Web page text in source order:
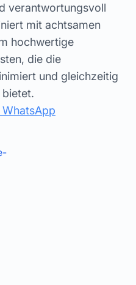
verantwortungsvoll
mit achtsamen
hochwertige
die die
und gleichzeitig